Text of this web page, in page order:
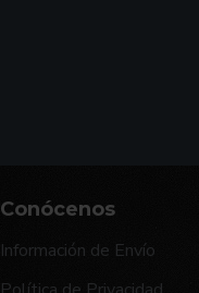
Conócenos
Información de Envío